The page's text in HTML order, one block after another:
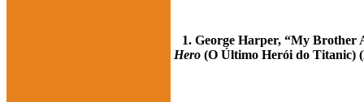
1. George Harper, “My Brother
Hero(O Último Herói do Titanic)